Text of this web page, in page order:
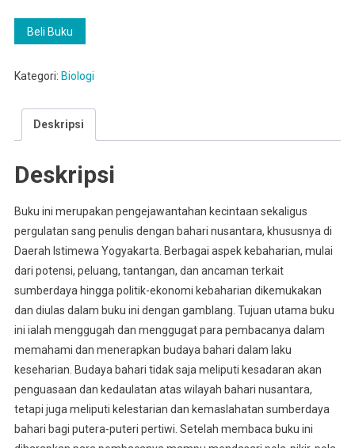
Beli Buku
Kategori: Biologi
Deskripsi
Deskripsi
Buku ini merupakan pengejawantahan kecintaan sekaligus
pergulatan sang penulis dengan bahari nusantara, khususnya di
Daerah Istimewa Yogyakarta. Berbagai aspek kebaharian, mulai
dari potensi, peluang, tantangan, dan ancaman terkait
sumberdaya hingga politik-ekonomi kebaharian dikemukakan
dan diulas dalam buku ini dengan gamblang. Tujuan utama buku
ini ialah menggugah dan menggugat para pembacanya dalam
memahami dan menerapkan budaya bahari dalam laku
keseharian. Budaya bahari tidak saja meliputi kesadaran akan
penguasaan dan kedaulatan atas wilayah bahari nusantara,
tetapi juga meliputi kelestarian dan kemaslahatan sumberdaya
bahari bagi putera-puteri pertiwi. Setelah membaca buku ini